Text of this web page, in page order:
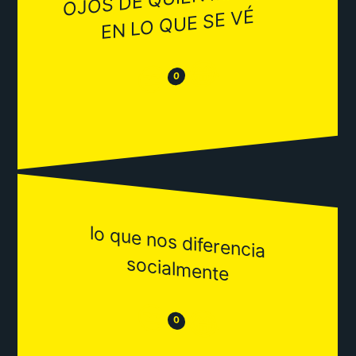
EN LO QUE SE VÉ
😒 0 😂
lo que nos diferencia
socialm
ente
😒 0 😂